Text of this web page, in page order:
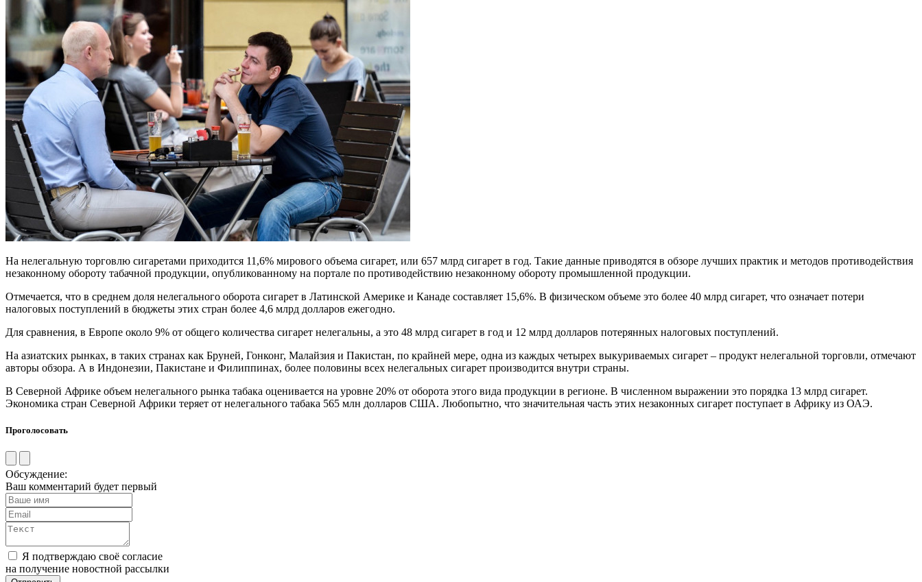
На нелегальную торговлю сигаретами приходится 11,6% мирового объема сигарет, или 657 млрд сигарет в год. Такие данные приводятся в обзоре лучших практик и методов противодействия
незаконному обороту табачной продукции, опубликованному на портале по противодействию незаконному обороту промышленной продукции.
Отмечается, что в среднем доля нелегального оборота сигарет в Латинской Америке и Канаде составляет 15,6%. В физическом объеме это более 40 млрд сигарет, что означает потери
налоговых поступлений в бюджеты этих стран более 4,6 млрд долларов ежегодно.
Для сравнения, в Европе около 9% от общего количества сигарет нелегальны, а это 48 млрд сигарет в год и 12 млрд долларов потерянных налоговых поступлений.
На азиатских рынках, в таких странах как Бруней, Гонконг, Малайзия и Пакистан, по крайней мере, одна из каждых четырех выкуриваемых сигарет – продукт нелегальной торговли, отмечают
авторы обзора. А в Индонезии, Пакистане и Филиппинах, более половины всех нелегальных сигарет производится внутри страны.
В Северной Африке объем нелегального рынка табака оценивается на уровне 20% от оборота этого вида продукции в регионе. В численном выражении это порядка 13 млрд сигарет.
Экономика стран Северной Африки теряет от нелегального табака 565 млн долларов США. Любопытно, что значительная часть этих незаконных сигарет поступает в Африку из ОАЭ.
Проголосовать
Обсуждение:
Ваш комментарий будет первый
Я подтверждаю своё согласие
на получение новостной рассылки